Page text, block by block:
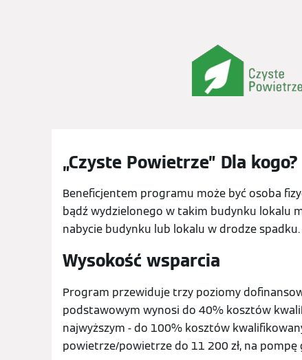
„Czyste Powietrze” Dla kogo?
Beneficjentem programu może być osoba
bądź wydzielonego w takim budynku lokalu
nabycie budynku lub lokalu w drodze spadku.
Wysokość wsparcia
Program przewiduje trzy poziomy
podstawowym wynosi do 40% kosztów
najwyższym - do 100% kosztów
powietrze/powietrze do 11 200 zł, na